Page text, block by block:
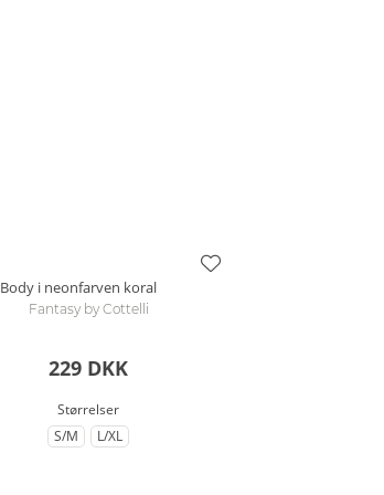
Body i neonfarven koral
Fantasy by Cottelli
229 DKK
Størrelser
til Størrelse
S/M til Størrelse
L/XL